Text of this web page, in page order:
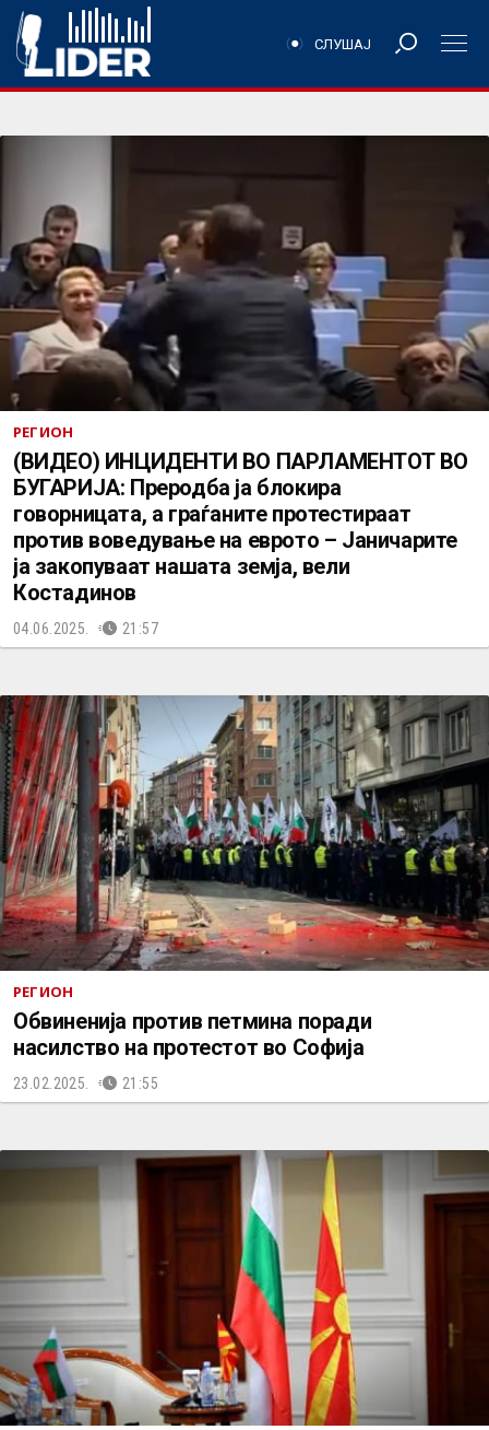
СЛУШАЈ
РЕГИОН
(ВИДЕО) ИНЦИДЕНТИ ВО ПАРЛАМЕНТОТ ВО
БУГАРИЈА: Преродба ја блокира
говорницата, а граѓаните протестираат
против воведување на еврото – Јаничарите
ја закопуваат нашата земја, вели
Костадинов
04.06.2025. 21:57
РЕГИОН
Обвиненија против петмина поради
насилство на протестот во Софија
23.02.2025. 21:55